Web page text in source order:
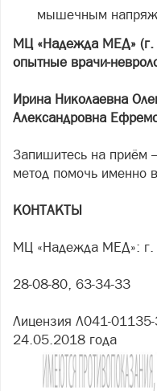
мышечным
МЦ «Надежда МЕД» (г.
опытные врачи-
Ирина Николаевна
Александровна
Запишитесь на приём
метод помочь именно
КОНТАКТЫ
МЦ «Надежда МЕД»: г.
28-08-80, 63-34-33
Лицензия Л041-
24.05.2018 года